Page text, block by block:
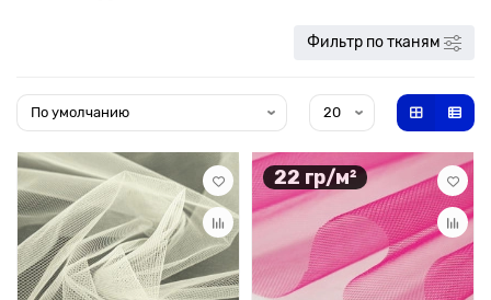
Фильтр по тканям
22 гр/м²